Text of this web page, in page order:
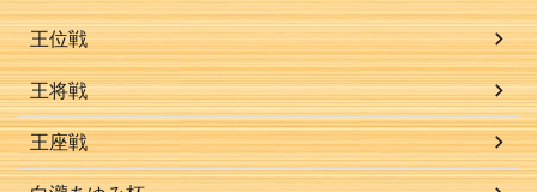
王位戦
王将戦
王座戦